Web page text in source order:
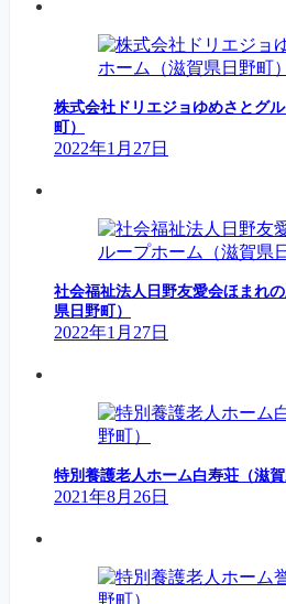
株式会社ドリエジョゆめさとグ
町）
2022年1月27日
社会福祉法人日野友愛会ほまれ
県日野町）
2022年1月27日
特別養護老人ホーム白寿荘（滋賀
2021年8月26日